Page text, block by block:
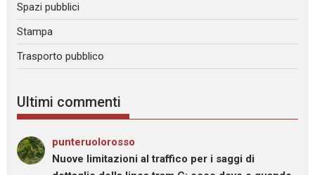
Spazi pubblici
Stampa
Trasporto pubblico
Ultimi commenti
punteruolorosso
Nuove limitazioni al traffico per i saggi di